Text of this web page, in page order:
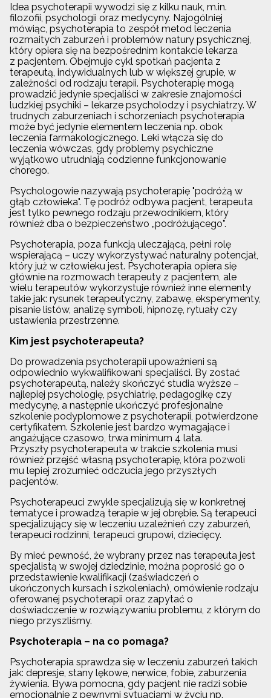
Idea psychoterapii wywodzi się z kilku nauk, m.in.
filozofii, psychologii oraz medycyny. Najogólniej
mówiąc, psychoterapia to zespół metod leczenia
rozmaitych zaburzeń i problemów natury psychicznej,
który opiera się na bezpośrednim kontakcie lekarza
z pacjentem. Obejmuje cykl spotkań pacjenta z
terapeutą, indywidualnych lub w większej grupie, w
zależności od rodzaju terapii. Psychoterapię mogą
prowadzić jedynie specjaliści w zakresie znajomości
ludzkiej psychiki – lekarze psycholodzy i psychiatrzy. W
trudnych zaburzeniach i schorzeniach psychoterapia
może być jedynie elementem leczenia np. obok
leczenia farmakologicznego. Leki włącza się do
leczenia wówczas, gdy problemy psychiczne
wyjątkowo utrudniają codzienne funkcjonowanie
chorego.
Psychologowie nazywają psychoterapię "podróżą w
głąb człowieka". Tę podróż odbywa pacjent, terapeuta
jest tylko pewnego rodzaju przewodnikiem, który
również dba o bezpieczeństwo „podróżującego”.
Psychoterapia, poza funkcją uleczającą, pełni rolę
wspierającą – uczy wykorzystywać naturalny potencjał,
który już w człowieku jest. Psychoterapia opiera się
głównie na rozmowach terapeuty z pacjentem, ale
wielu terapeutów wykorzystuje również inne elementy
takie jak: rysunek terapeutyczny, zabawę, eksperymenty,
pisanie listów, analizę symboli, hipnozę, rytuały czy
ustawienia przestrzenne.
Kim jest psychoterapeuta?
Do prowadzenia psychoterapii upoważnieni są
odpowiednio wykwalifikowani specjaliści. By zostać
psychoterapeutą, należy skończyć studia wyższe –
najlepiej psychologię, psychiatrię, pedagogikę czy
medycynę, a następnie ukończyć profesjonalne
szkolenie podyplomowe z psychoterapii, potwierdzone
certyfikatem. Szkolenie jest bardzo wymagające i
angażujące czasowo, trwa minimum 4 lata.
Przyszły psychoterapeuta w trakcie szkolenia musi
również przejść własną psychoterapię, która pozwoli
mu lepiej zrozumieć odczucia jego przyszłych
pacjentów.
Psychoterapeuci zwykle specjalizują się w konkretnej
tematyce i prowadzą terapie w jej obrębie. Są terapeuci
specjalizujący się w leczeniu uzależnień czy zaburzeń,
terapeuci rodzinni, terapeuci grupowi, dziecięcy.
By mieć pewność, że wybrany przez nas terapeuta jest
specjalistą w swojej dziedzinie, można poprosić go o
przedstawienie kwalifikacji (zaświadczeń o
ukończonych kursach i szkoleniach), omówienie rodzaju
oferowanej psychoterapii oraz zapytać o
doświadczenie w rozwiązywaniu problemu, z którym do
niego przyszliśmy.
Psychoterapia – na co pomaga?
Psychoterapia sprawdza się w leczeniu zaburzeń takich
jak: depresje, stany lękowe, nerwice, fobie, zaburzenia
żywienia. Bywa pomocna, gdy pacjent nie radzi sobie
emocjonalnie z pewnymi sytuacjami w życiu np.